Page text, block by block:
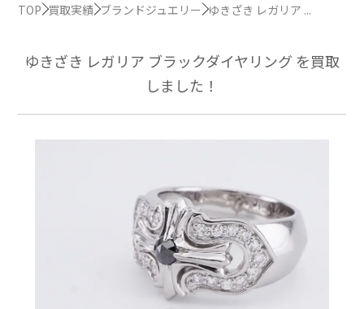
TOP 買取実績 ブランドジュエリー ゆきざき レガリア ...
ゆきざき レガリア ブラックダイヤリング を買取
しました！